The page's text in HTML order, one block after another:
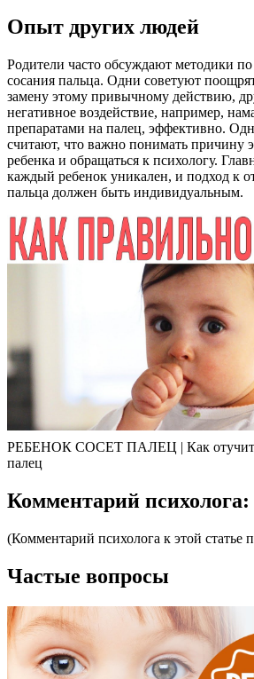
Опыт других людей
Родители часто обсуждают методики
сосания пальца. Одни советуют
замену этому привычному действию,
негативное воздействие, например,
препаратами на палец, эффективно.
считают, что важно понимать причину
ребенка и обращаться к психологу.
каждый ребенок уникален, и подход к
пальца должен быть индивидуальным.
РЕБЕНОК СОСЕТ ПАЛЕЦ | Как отучить
палец
Комментарий психолога:
(Комментарий психолога к этой статье
Частые вопросы